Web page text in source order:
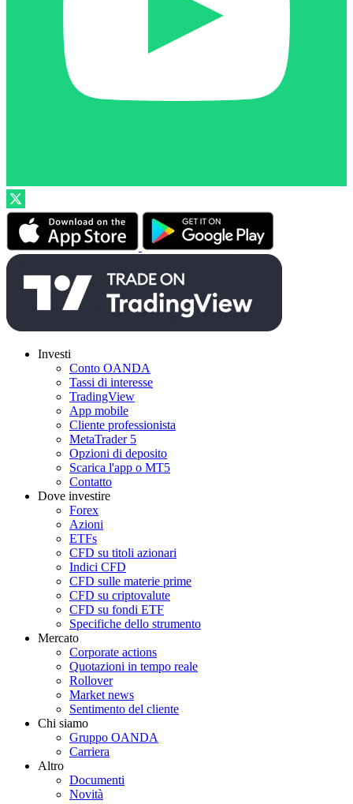
Investi
Conto OANDA
Tassi di interesse
TradingView
App mobile
Cliente professionista
MetaTrader 5
Opzioni di deposito
Scarica l'app o MT5
Contatto
Dove investire
Forex
Azioni
ETFs
CFD su titoli azionari
Indici CFD
CFD sulle materie prime
CFD su criptovalute
CFD su fondi ETF
Specifiche dello strumento
Mercato
Corporate actions
Quotazioni in tempo reale
Rollover
Market news
Sentimento del cliente
Chi siamo
Gruppo OANDA
Carriera
Altro
Documenti
Novità